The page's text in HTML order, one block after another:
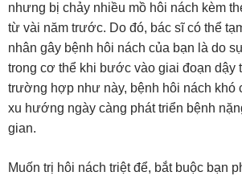
nhưng bị chảy nhiều mồ hôi nách kèm
từ vài năm trước. Do đó, bác sĩ có thể
nhân gây bệnh hôi nách của bạn là do
trong cơ thể khi bước vào giai đoạn dậy
trường hợp như này, bệnh hôi nách khó
xu hướng ngày càng phát triển bệnh
gian.
Muốn trị hôi nách triệt để, bắt buộc bạn